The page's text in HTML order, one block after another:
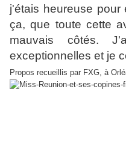
j'étais heureuse
ça, que toute cette
mauvais côtés.
exceptionnelles et je
Propos recueillis par FXG, à